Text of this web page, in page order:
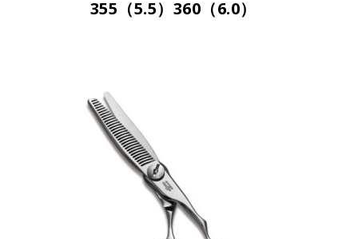
355（5.5）360（6.0）